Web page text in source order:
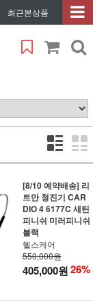
최근본상품
[8/10 예약배송] 리
트만 청진기 CAR
DIO 4 6177C 새틴
피니쉬 미러피니쉬
블랙
헬스케어
550,000원
405,000원26%